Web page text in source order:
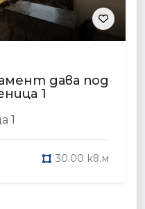
дава под
1
1
30.00 кв.м